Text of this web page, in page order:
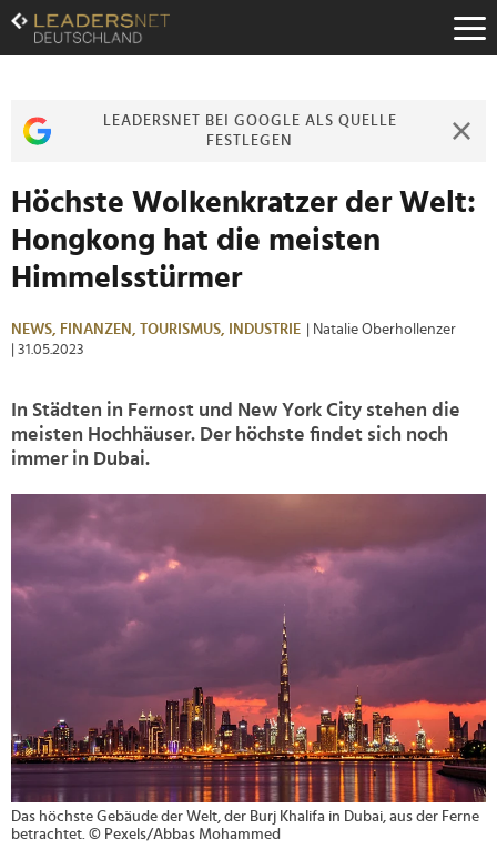
Zum
Inhalt
Zur
Zur
LEADERSNET BEI GOOGLE ALS QUELLE
FESTLEGEN
Höchste Wolkenkratzer der Welt:
Hongkong hat die meisten
Himmelsstürmer
NEWS, FINANZEN, TOURISMUS, INDUSTRIE
| Natalie Oberhollenzer
| 31.05.2023
In Städten in Fernost und New York City stehen die
meisten Hochhäuser. Der höchste findet sich noch
immer in Dubai.
Das höchste Gebäude der Welt, der Burj Khalifa in Dubai, aus der Ferne
betrachtet. © Pexels/Abbas Mohammed